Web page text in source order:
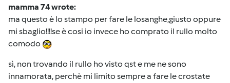
mamma 74 wrote:
ma questo è lo stampo per fare le losanghe,giusto oppure
mi sbaglio!!!!se è cosi io invece ho comprato il rullo molto
comodo
sì, non trovando il rullo ho visto qst e me ne sono
innamorata, perchè mi limito sempre a fare le crostate